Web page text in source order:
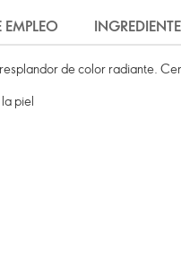
de color radiante.
piel